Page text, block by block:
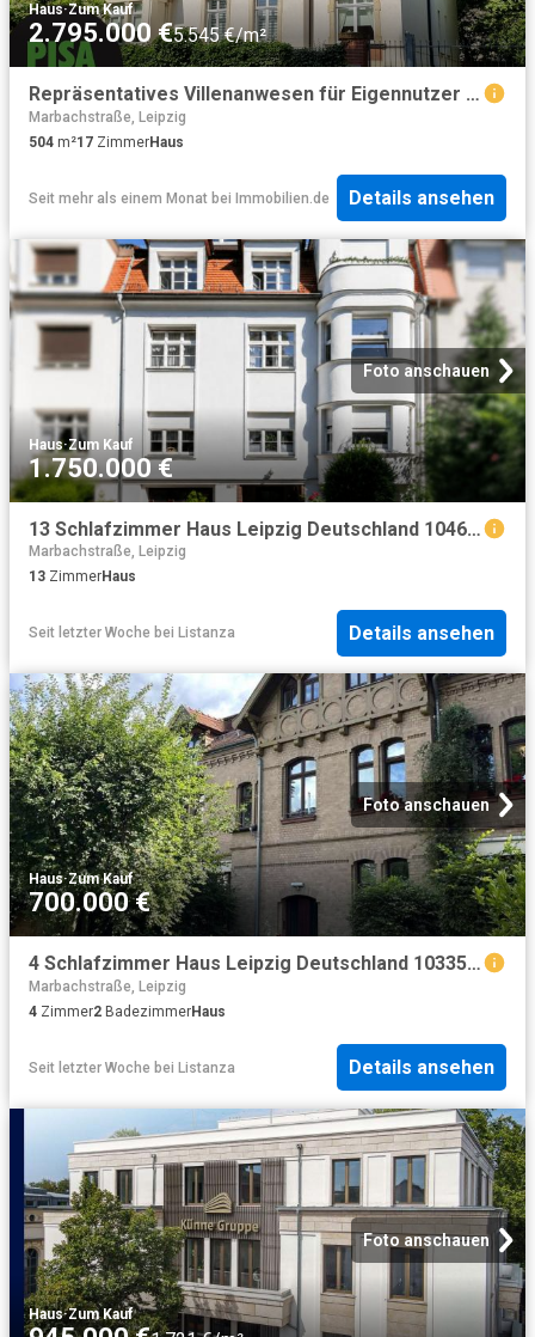
Haus·Zum Kauf
2.795.000 €5.545 €/m²
Repräsentatives Villenanwesen für Eigennutzer oder Kapitalanleger
Marbachstraße, Leipzig
504 m²17 ZimmerHaus
Seit mehr als einem Monat bei Immobilien.de Details ansehen
Foto anschauen
Haus·Zum Kauf
1.750.000 €
13 Schlafzimmer Haus Leipzig Deutschland 104640741
Marbachstraße, Leipzig
13 ZimmerHaus
Seit letzter Woche bei Listanza Details ansehen
Foto anschauen
Haus·Zum Kauf
700.000 €
4 Schlafzimmer Haus Leipzig Deutschland 103356449
Marbachstraße, Leipzig
4 Zimmer2 BadezimmerHaus
Seit letzter Woche bei Listanza Details ansehen
Foto anschauen
Haus·Zum Kauf